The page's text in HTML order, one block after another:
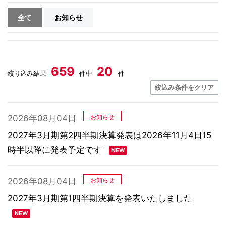
全て お知らせ
絞込み条件をクリア
絞り込み結果 659 件中 20 件
2026年08月04日 お知らせ
2027年3月期第2四半期決算発表は2026年11月4日15
時半以降に発表予定です
2026年08月04日 お知らせ
2027年3月期第1四半期決算を発表いたしました